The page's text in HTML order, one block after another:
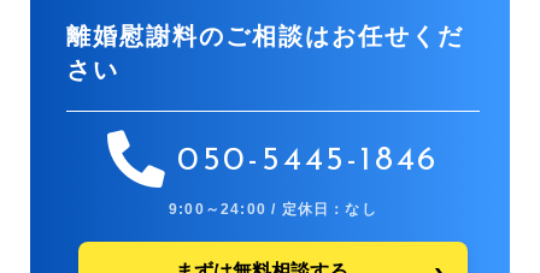
離婚慰謝料のご相談はお任せくだ
さい
050-5445-1846
9:00～24:00 / 定休日：なし